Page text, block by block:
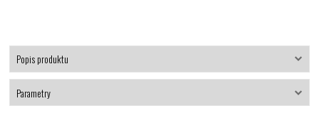
Popis produktu
Parametry